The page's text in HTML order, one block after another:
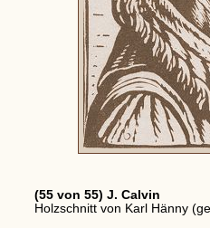
(55 von 55) J. Calvin
Holzschnitt von Karl Hänny